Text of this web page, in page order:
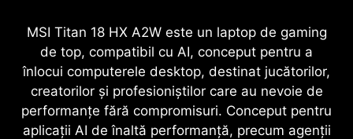
MSI Titan 18 HX A2W este un laptop de gaming
de top, compatibil cu AI, conceput pentru a
înlocui computerele desktop, destinat jucătorilor,
creatorilor și profesioniștilor care au nevoie de
performanțe fără compromisuri. Conceput pentru
aplicații AI de înaltă performanță, precum agenții